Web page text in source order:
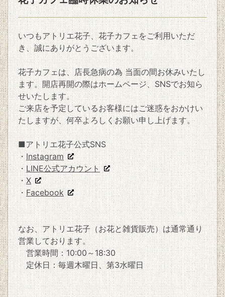
いつもアトリエ花子、花子カフェをご利用いただ
き、誠にありがとうございます。
花子カフェは、店長急病の為 当面の間お休みいたし
ます。開店再開の際はホームページ、SNSでお知ら
せいたします。
ご来店を予定しているお客様にはご迷惑をおかけい
たしますが、何卒よろしくお願い申し上げます。
■アトリエ花子公式SNS
・ Instagram
・ LINE公式アカウント
・X
・ Facebook
なお、アトリエ花子（お花と雑貨販売）は通常通り
営業しております。
営業時間：10:00～18:30
定休日：毎週木曜日、第3水曜日